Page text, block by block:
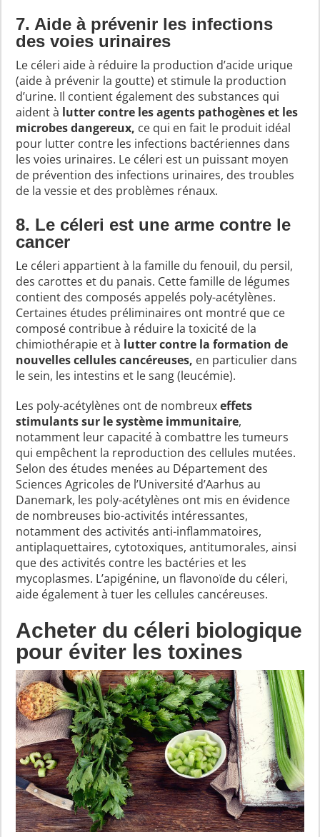
7. Aide à prévenir les infections
des voies urinaires
Le céleri aide à réduire la production d’acide urique
(aide à prévenir la goutte) et stimule la production
d’urine. Il contient également des substances qui
aident à lutter contre les agents pathogènes et les
microbes dangereux, ce qui en fait le produit idéal
pour lutter contre les infections bactériennes dans
les voies urinaires. Le céleri est un puissant moyen
de prévention des infections urinaires, des troubles
de la vessie et des problèmes rénaux.
8. Le céleri est une arme contre le
cancer
Le céleri appartient à la famille du fenouil, du persil,
des carottes et du panais. Cette famille de légumes
contient des composés appelés poly-acétylènes.
Certaines études préliminaires ont montré que ce
composé contribue à réduire la toxicité de la
chimiothérapie et à lutter contre la formation de
nouvelles cellules cancéreuses, en particulier dans
le sein, les intestins et le sang (leucémie).
Les poly-acétylènes ont de nombreuxeffets
stimulants sur le système immunitaire,
notamment leur capacité à combattre les tumeurs
qui empêchent la reproduction des cellules mutées.
Selon des études menées au Département des
Sciences Agricoles de l’Université d’Aarhus au
Danemark, les poly-acétylènes ont mis en évidence
de nombreuses bio-activités intéressantes,
notamment des activités anti-inflammatoires,
antiplaquettaires, cytotoxiques, antitumorales, ainsi
que des activités contre les bactéries et les
mycoplasmes. L’apigénine, un flavonoïde du céleri,
aide également à tuer les cellules cancéreuses.
Acheter du céleri biologique
pour éviter les toxines